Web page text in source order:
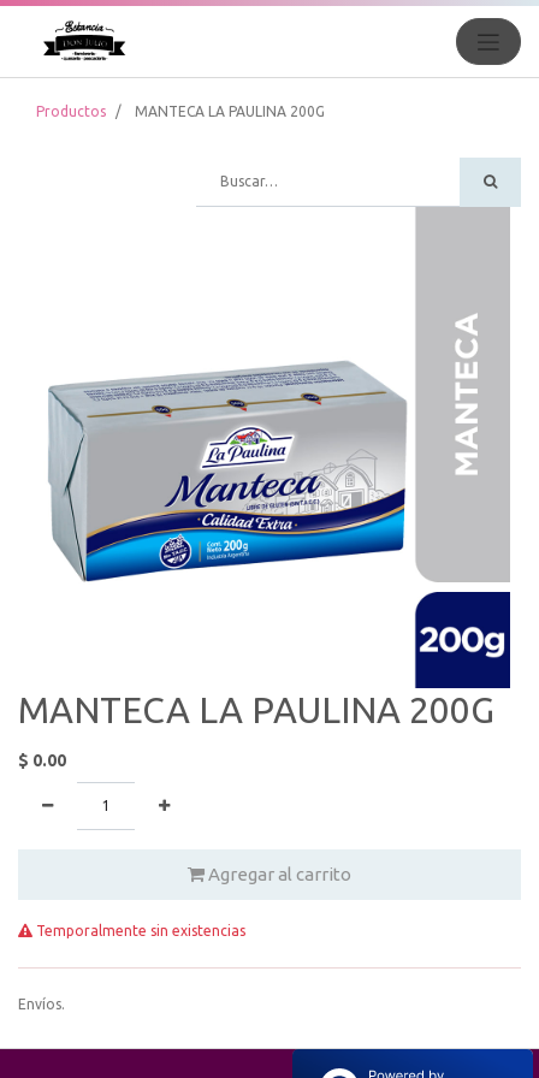
Productos MANTECA LA PAULINA 200G
MANTECA LA PAULINA 200G
$ 0.00
Agregar al carrito
Temporalmente sin existencias
Envíos.